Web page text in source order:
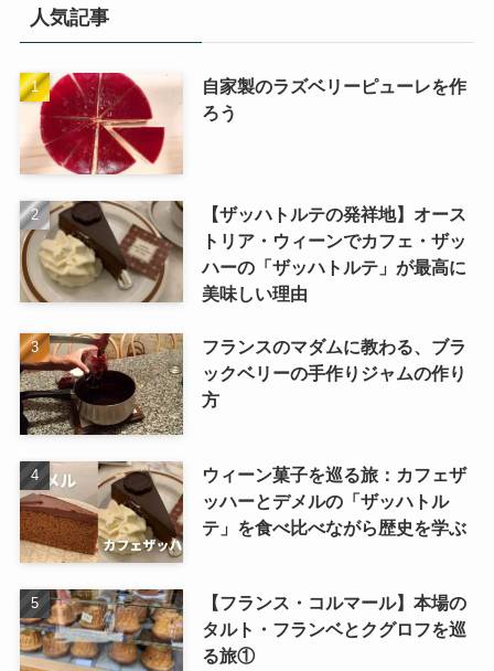
人気記事
自家製のラズベリーピューレを作
ろう
【ザッハトルテの発祥地】オース
トリア・ウィーンでカフェ・ザッ
ハーの「ザッハトルテ」が最高に
美味しい理由
フランスのマダムに教わる、ブラ
ックベリーの手作りジャムの作り
方
ウィーン菓子を巡る旅：カフェザ
ッハーとデメルの「ザッハトル
テ」を食べ比べながら歴史を学ぶ
【フランス・コルマール】本場の
タルト・フランベとクグロフを巡
る旅①